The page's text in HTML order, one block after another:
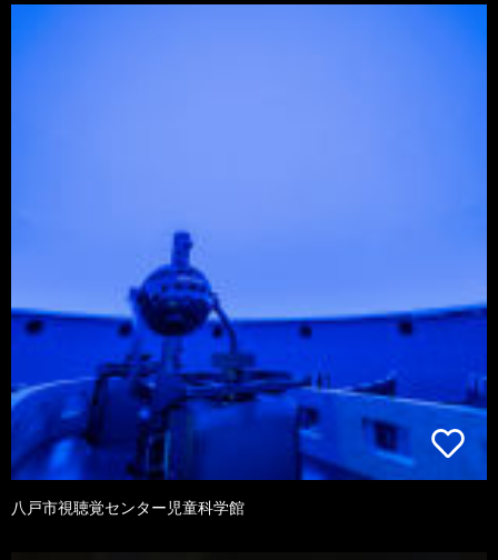
八戸市視聴覚センター児童科学館